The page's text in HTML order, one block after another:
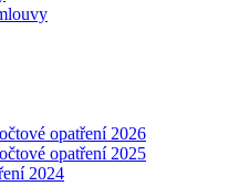
opatření 2026
opatření 2025
2024